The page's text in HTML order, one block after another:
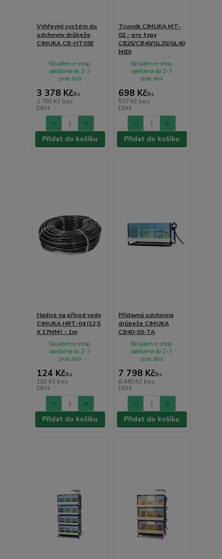
Výhřevný systém do
odchovny drůbeže
CIMUKA CB-HT03E
3 378 Kč/ks
2 792 Kč bez
DPH
Skladem e-shop,
odešleme do 2-3
prac.dnů
Přidat do košíku
Trusník CIMUKA MT-
02 - pro typy
CB25/CB40/GL25/GL40
MIDI
698 Kč/ks
577 Kč bez
DPH
Skladem e-shop,
odešleme do 2-3
prac.dnů
Přidat do košíku
Hadice na přívod vody
CIMUKA HRT-04 (12,5
X 17MM) - 1m
124 Kč/ks
102 Kč bez
DPH
Skladem e-shop,
odešleme do 2-3
prac.dnů
Přidat do košíku
Přídavná odchovna
drůbeže CIMUKA
CB40-03-TA
7 798 Kč/ks
6 445 Kč bez
DPH
Skladem e-shop,
odešleme do 2-3
prac.dnů
Přidat do košíku